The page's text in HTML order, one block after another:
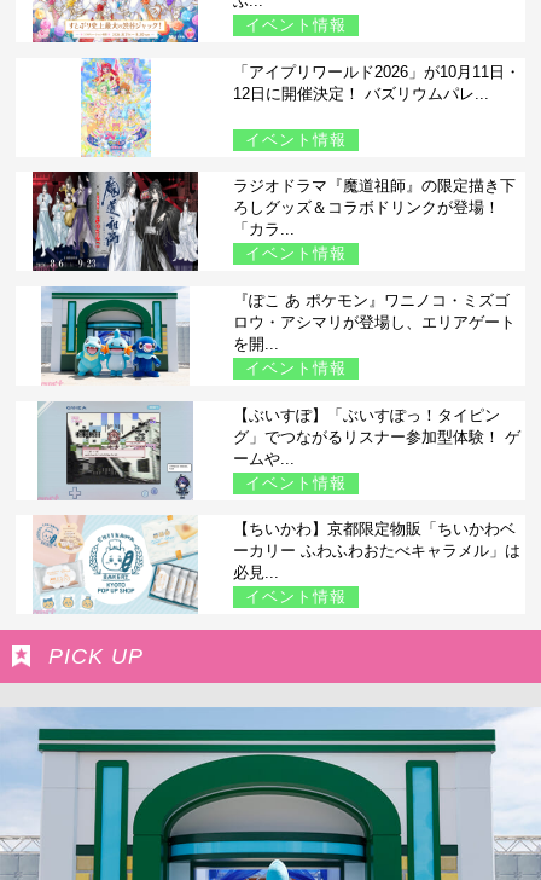
イベント情報
「アイプリワールド2026」が10月11日・
12日に開催決定！ バズリウムパレ...
イベント情報
ラジオドラマ『魔道祖師』の限定描き下
ろしグッズ＆コラボドリンクが登場！
「カラ...
イベント情報
『ぽこ あ ポケモン』ワニノコ・ミズゴ
ロウ・アシマリが登場し、エリアゲート
を開...
イベント情報
【ぶいすぽ】「ぶいすぽっ！タイピン
グ」でつながるリスナー参加型体験！ ゲ
ームや...
イベント情報
【ちいかわ】京都限定物販「ちいかわベ
ーカリー ふわふわおたべキャラメル」は
必見...
イベント情報
PICK UP